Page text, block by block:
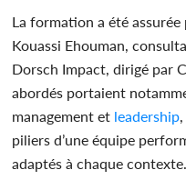
La formation a été
Kouassi Ehouman,
Dorsch Impact, dirigé par
abordés portaient
management et leadership
piliers d’une équipe
adaptés à chaque contexte.